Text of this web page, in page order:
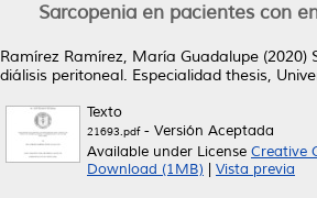
Sarcopenia en pacientes con
Ramírez Ramírez, María Guadalupe (2020)
diálisis peritoneal. Especialidad thesis,
Texto
21693.pdf- Versión Aceptada
Available under License Creative
Download (1MB)
Vista previa